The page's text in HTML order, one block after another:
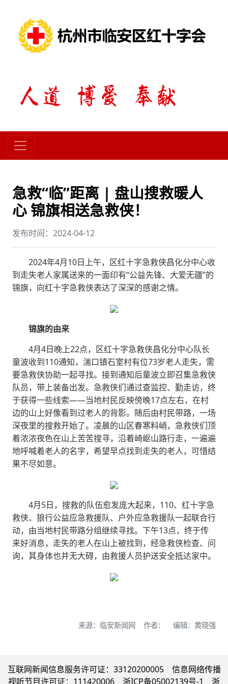
急救“临”距离 | 盘山搜救暖人
心 锦旗相送急救侠！
发布时间：2024-04-12
2024年4月10日上午，区红十字急救侠昌化分中心收
到走失老人家属送来的一面印有“公益先锋、大爱无疆”的
锦旗，向红十字急救侠表达了深深的感谢之情。
锦旗的由来
4月4日晚上22点，区红十字急救侠昌化分中心队长
童波收到110通知，湍口镇石室村有位73岁老人走失，需
要急救侠协助一起寻找。接到通知后童波立即召集急救侠
队员，带上装备出发。急救侠们通过查监控、勤走访，终
于获得一些线索——当地村民反映傍晚17点左右，在村
边的山上好像看到过老人的背影。随后由村民带路，一场
深夜里的搜救开始了。凌晨的山区春寒料峭，急救侠们顶
着浓浓夜色在山上苦苦搜寻，沿着崎岖山路行走，一遍遍
地呼喊着老人的名字，希望早点找到走失的老人，可惜结
果不尽如意。
4月5日，搜救的队伍愈发庞大起来，110、红十字急
救侠、狼行公益应急救援队、户外应急救援队一起联合行
动，由当地村民带路分组继续寻找。下午13点，终于传
来好消息，走失的老人在山上被找到，经急救侠检查、问
询，其身体也并无大碍，由救援人员护送安全抵达家中。
来源：临安新闻网 作者： 编辑：黄晓强
互联网新闻信息服务许可证：33120200005 信息网络传播
视听节目许可证：111420006 浙ICP备05002139号-1 浙